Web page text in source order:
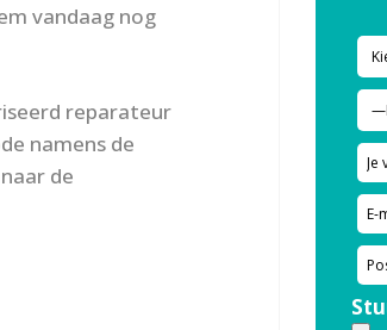
vandaag nog
reparateur
namens de
de